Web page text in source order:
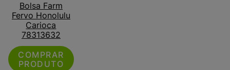
Bolsa Farm
Fervo Honolulu
Carioca
78313632
COMPRAR
PRODUTO